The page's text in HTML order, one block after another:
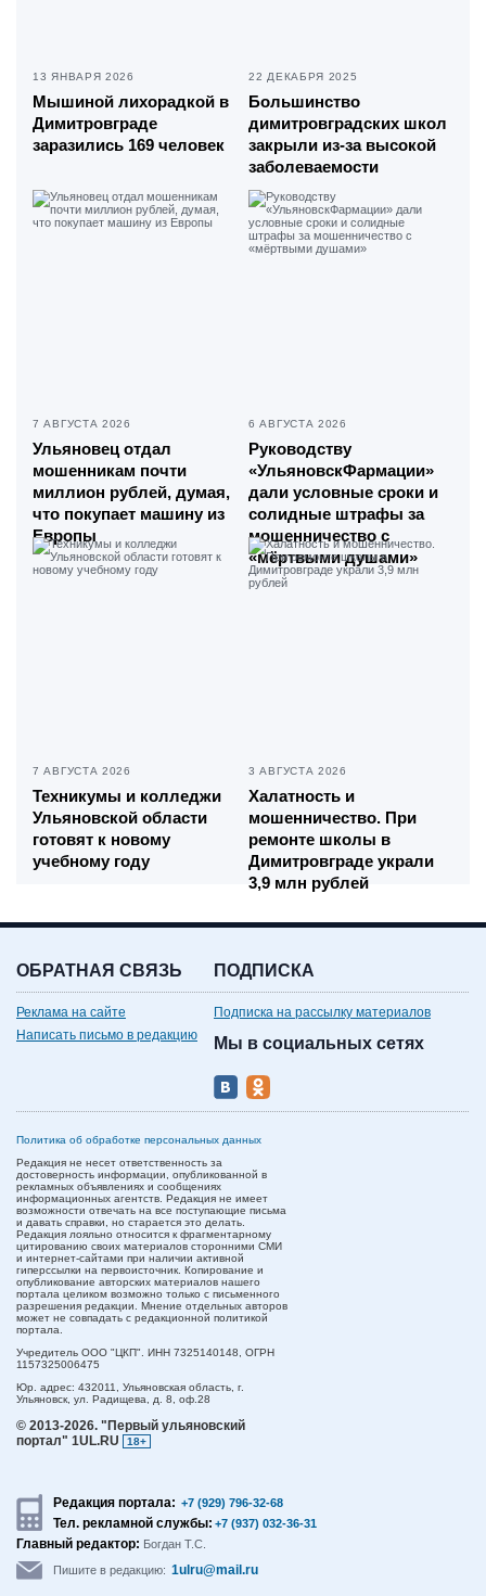
13 ЯНВАРЯ 2026
Мышиной лихорадкой в
Димитровграде
заразились 169 человек
22 ДЕКАБРЯ 2025
Большинство
димитровградских школ
закрыли из-за высокой
заболеваемости
7 АВГУСТА 2026
Ульяновец отдал
мошенникам почти
миллион рублей, думая,
что покупает машину из
Европы
6 АВГУСТА 2026
Руководству
«УльяновскФармации»
дали условные сроки и
солидные штрафы за
мошенничество с
«мёртвыми душами»
7 АВГУСТА 2026
Техникумы и колледжи
Ульяновской области
готовят к новому
учебному году
3 АВГУСТА 2026
Халатность и
мошенничество. При
ремонте школы в
Димитровграде украли
3,9 млн рублей
ОБРАТНАЯ СВЯЗЬ
Реклама на сайте
Написать письмо в редакцию
ПОДПИСКА
Подписка на рассылку материалов
Мы в социальных сетях
Политика об обработке персональных данных
Редакция не несет ответственность за
достоверность информации, опубликованной в
рекламных объявлениях и сообщениях
информационных агентств. Редакция не имеет
возможности отвечать на все поступающие письма
и давать справки, но старается это делать.
Редакция лояльно относится к фрагментарному
цитированию своих материалов сторонними СМИ
и интернет-сайтами при наличии активной
гиперссылки на первоисточник. Копирование и
опубликование авторских материалов нашего
портала целиком возможно только с письменного
разрешения редакции. Мнение отдельных авторов
может не совпадать с редакционной политикой
портала.
Учредитель ООО "ЦКП". ИНН 7325140148, ОГРН
1157325006475
Юр. адрес: 432011, Ульяновская область, г.
Ульяновск, ул. Радищева, д. 8, оф.28
© 2013-2026. "Первый ульяновский
портал" 1UL.RU
18+
Редакция портала: +7 (929) 796-32-68
Тел. рекламной службы: +7 (937) 032-36-31
Главный редактор: Богдан Т.С.
Пишите в редакцию: 1ulru@mail.ru